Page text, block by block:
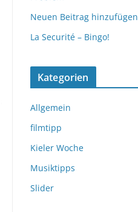
Neuen Beitrag hinzufügen
La Securité – Bingo!
Kategorien
Allgemein
filmtipp
Kieler Woche
Musiktipps
Slider